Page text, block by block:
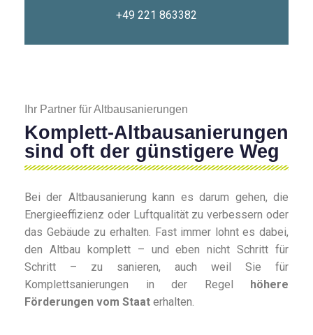
+49 221 863382
Ihr Partner für Altbausanierungen
Komplett-Altbausanierungen
sind oft der günstigere Weg
Bei der Altbausanierung kann es darum gehen, die
Energieeffizienz oder Luftqualität zu verbessern oder
das Gebäude zu erhalten. Fast immer lohnt es dabei,
den Altbau komplett – und eben nicht Schritt für
Schritt – zu sanieren, auch weil Sie für
Komplettsanierungen in der Regel höhere
Förderungen vom Staat erhalten.